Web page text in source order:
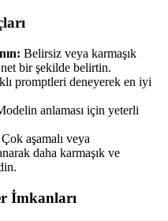
Belirsiz veya karmaşık
bir şekilde belirtin.
promptleri deneyerek en iyi
anlaması için yeterli
Çok aşamalı veya
daha karmaşık ve
İmkanları